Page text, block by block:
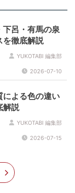
下呂・有馬の泉
を徹底解説
YUKOTABI 編集部
2026-07-10
による色の違い
解説
YUKOTABI 編集部
2026-07-15